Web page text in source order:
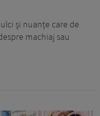
și nuanțe care de
machiaj sau